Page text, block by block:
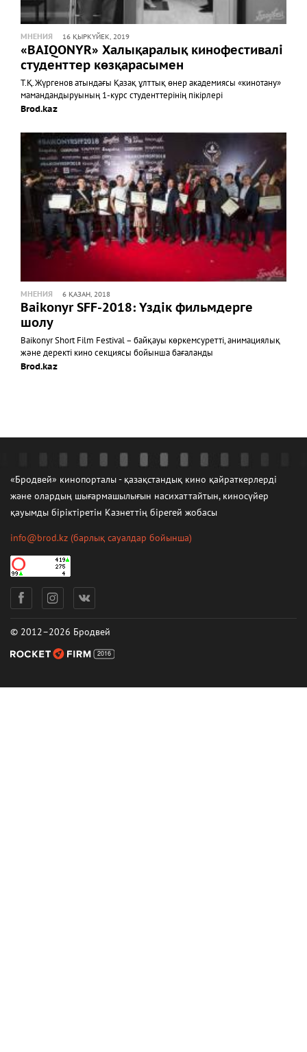
МНЕНИЯ 16 ҚЫРКҮЙЕК, 2019
«BAIQONYR» Халықаралық кинофестивалі
cтуденттер көзқарасымен
Т.Қ.Жүргенов атындағы Қазақ ұлттық өнер академиясы «кинотану»
мамандандыруының 1-курс студенттерінің пікірлері
Brod.kaz
МНЕНИЯ 6 ҚАЗАН, 2018
Baikonyr SFF-2018: Үздік фильмдерге
шолу
Baikonyr Short Film Festival – байқауы көркемсуретті, анимациялық
және деректі кино секциясы бойынша бағаланды
Brod.kaz
«Бродвей» кинопорталы - қазақстандық кино қайраткерлерді
және олардың шығармашылығын насихаттайтын, киносүйер
қауымды біріктіретін Казнеттің бірегей жобасы
info@brod.kz (барлық сауалдар бойынша)
© 2012–2026 Бродвей